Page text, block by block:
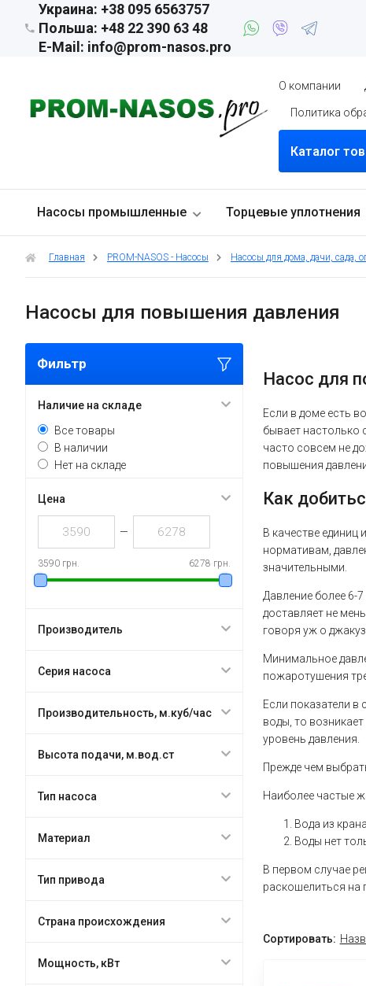
Украина: +38 095 6563757
Польша: +48 22 390 63 48
E-Mail: info@prom-nasos.pro
О компании
Политика
Каталог
Насосы промышленные Торцевые уплотнения
Главная PROM-NASOS - Насосы Насосы для дома, дачи, сада,
Насосы для повышения давления
Фильтр
Наличие на складе
Все товары
В наличии
Нет на складе
Цена
—
3590 грн. 6278 грн.
Производитель
Серия насоса
Производительность, м.куб/час
Высота подачи, м.вод.ст
Тип насоса
Материал
Тип привода
Страна происхождения
Мощность, кВт
Насос для
Если в доме есть
бывает настолько
часто совсем не
повышения
Как
В качестве единиц
нормативам,
значительными.
Давление более 6-
доставляет не
говоря уж о
Минимальное
пожаротушения
Если показатели в
воды, то
уровень давления.
Прежде чем
Наиболее частые
Вода из
Воды нет
В первом случае
раскошелиться на
Сортировать: